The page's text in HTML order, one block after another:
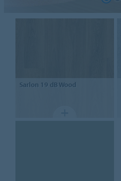
Sarlon 19 dB Wood